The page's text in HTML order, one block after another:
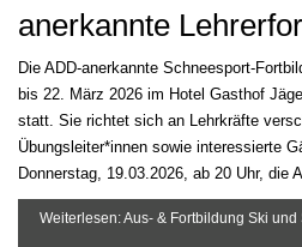
anerkannte
Die ADD-anerkannte Schneesport-
bis 22. März 2026 im Hotel Gasthof
statt. Sie richtet sich an Lehrkräfte
Übungsleiter*innen sowie interessierte
Donnerstag, 19.03.2026, ab 20 Uhr, die
Weiterlesen: Aus- & Fortbildung Ski